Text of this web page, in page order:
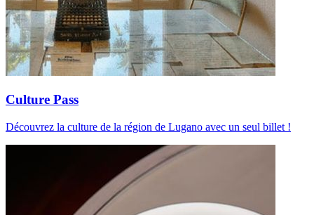
Culture Pass
Découvrez la culture de la région de Lugano avec un seul billet !